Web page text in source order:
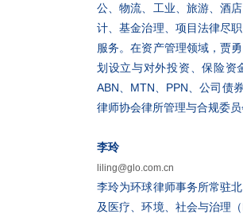
公、物流、工业、旅游、酒
计、基金治理、项目法律尽
服务。在资产管理领域，贾
划设立与对外投资、保险资
ABN、MTN、PPN、公司债
律师协会律所管理与合规委员
李玲
liling@glo.com.cn
李玲为环球律师事务所常驻
及医疗、环境、社会与治理